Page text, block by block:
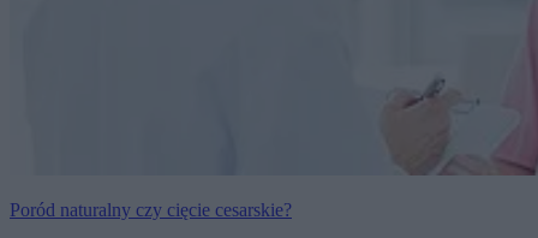
Poród naturalny czy cięcie cesarskie?